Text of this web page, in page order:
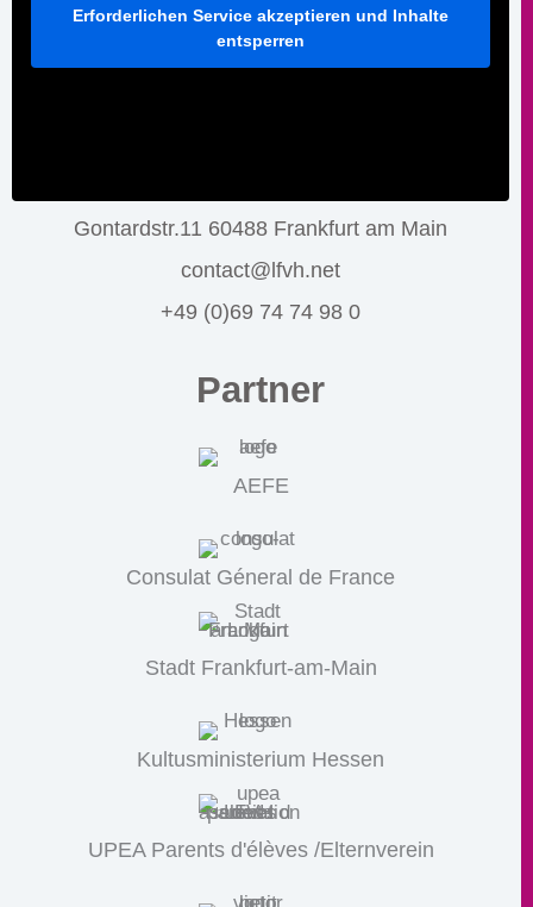
Erforderlichen Service akzeptieren und Inhalte
entsperren
Gontardstr.11 60488 Frankfurt am Main
contact@lfvh.net
+49 (0)69 74 74 98 0
Partner
AEFE
Consulat Géneral de France
Stadt Frankfurt-am-Main
Kultusministerium Hessen
UPEA Parents d'élèves /Elternverein